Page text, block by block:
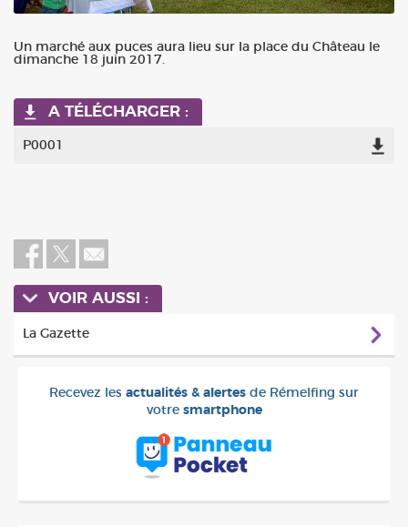
Un marché aux puces aura lieu sur la place du Château le
dimanche 18 juin 2017.
A TÉLÉCHARGER :
P0001
VOIR AUSSI :
La Gazette
Recevez les actualités & alertes de Rémelfing sur
votre smartphone